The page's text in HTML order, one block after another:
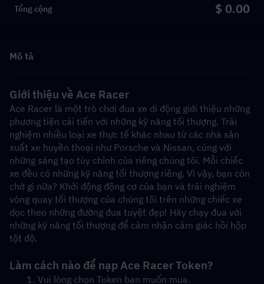
Tổng cộng $ 0.00
Mô tả
Giới thiệu về Ace Racer
Ace Racer là một trò chơi đua xe di động giới thiệu những
phương tiện cải tiến với những kỹ năng tối thượng. Trải
nghiệm nhiều loại xe thực tế khác nhau từ các nhà sản
xuất xe huyền thoại như Porsche và Nissan, cùng với
những sáng tạo tùy chỉnh của riêng chúng tôi. Mỗi chiếc
xe đều có những kỹ năng tối thượng riêng. Vì vậy, bạn còn
chờ gì nữa? Khởi động động cơ của bạn và trải nghiệm
vòng quay tối thượng của chúng tôi trên những chiếc xe
dọc theo những đường đua tuyệt đẹp! Hãy chạy đua với
những kỹ năng tối thượng để cảm nhận cảm giác hồi hộp
tột độ.
Làm cách nào để nạp Ace Racer Token?
Vui lòng chọn Token bạn muốn mua.